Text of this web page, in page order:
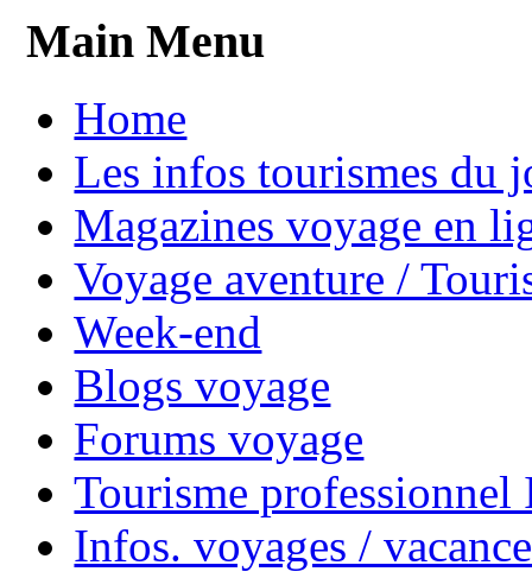
Main Menu
Home
Les infos tourismes du
Magazines voyage en
Voyage aventure /
Week-end
Blogs voyage
Forums voyage
Tourisme
Infos. voyages /